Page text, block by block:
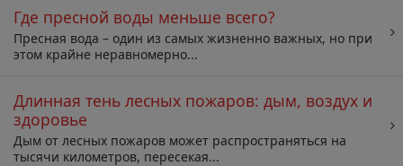
Где пресной воды меньше всего?
Пресная вода – один из самых жизненно важных, но при
этом крайне неравномерно...
Длинная тень лесных пожаров: дым, воздух и
здоровье
Дым от лесных пожаров может распространяться на
тысячи километров, пересекая...